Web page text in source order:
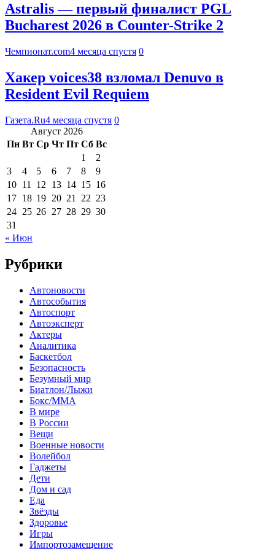
Astralis — первый финалист PGL
Bucharest 2026 в Counter-Strike 2
Чемпионат.com4 месяца спустя 0
Хакер voices38 взломал Denuvo в
Resident Evil Requiem
Газета.Ru4 месяца спустя 0
Август 2026
Пн Вт Ср Чт Пт Сб Вс
1
2
3
4 5 6 7 8
9
10 11 12 13 14 15 16
17 18 19 20 21 22 23
24 25 26 27 28 29 30
31
« Июн
Рубрики
Автоновости
Автособытия
Автоспорт
Автоэксперт
Актеры
Аналитика
Баскетбол
Безопасность
Безумный мир
Биатлон/Лыжи
Бокс/MMA
В мире
В России
Вещи
Военные новости
Волейбол
Гаджеты
Дети
Дом и сад
Еда
Звёзды
Здоровье
Игры
Импортозамещение